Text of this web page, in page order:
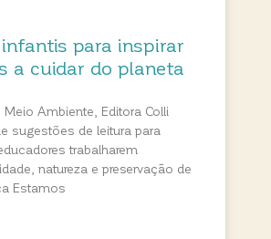
para inspirar
a cuidar do planeta
Ambiente, Editora Colli
sugestões de leitura para
trabalharem
natureza e preservação de
Estamos